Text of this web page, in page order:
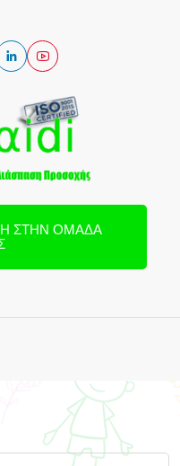
ΣΤΗΝ ΟΜΆΔΑ